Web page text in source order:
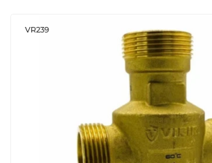
VR239